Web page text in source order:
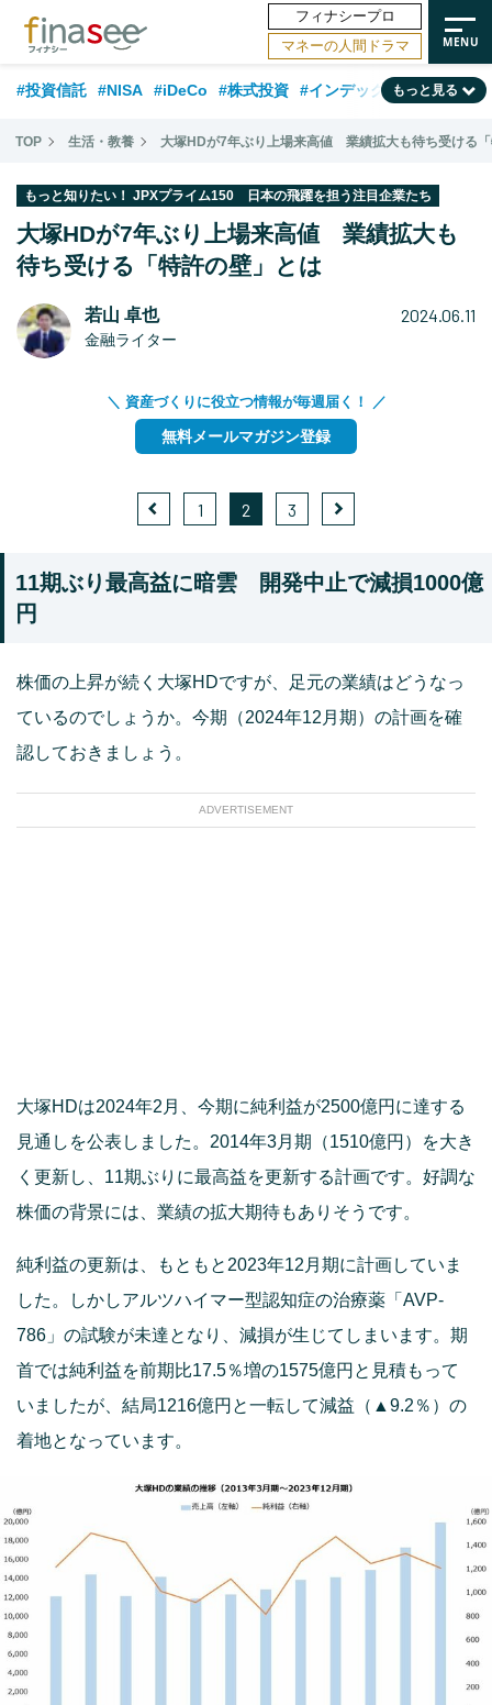
フィナシープロ
マネーの人間ドラマ
#投資信託 #NISA #iDeCo #株式投資 #インデックスファンド
#相談事例 #相続・贈与 #FP #新NISA #ランキング #トレンド
#資産運用業界 #老後 #海外事情 #積立投資
#フィナンシャル・ウェルビーイング #データ・調査
#60代
もっと見る
TOP 生活・教養 大塚HDが7年ぶり上場来高値 業績拡大も待ち受ける
もっと知りたい！ JPXプライム150 日本の飛躍を担う注目企業たち
大塚HDが7年ぶり上場来高値 業績拡大も
待ち受ける「特許の壁」とは
若山 卓也
金融ライター
2024.06.11
＼ 資産づくりに役立つ情報が毎週届く！ ／
無料メールマガジン登録
1 2 3
11期ぶり最高益に暗雲 開発中止で減損1000億
円
株価の上昇が続く大塚HDですが、足元の業績はどうなっ
ているのでしょうか。今期（2024年12月期）の計画を確
認しておきましょう。
ADVERTISEMENT
大塚HDは2024年2月、今期に純利益が2500億円に達する
見通しを公表しました。2014年3月期（1510億円）を大き
く更新し、11期ぶりに最高益を更新する計画です。好調な
株価の背景には、業績の拡大期待もありそうです。
純利益の更新は、もともと2023年12月期に計画していま
した。しかしアルツハイマー型認知症の治療薬「AVP‐
786」の試験が未達となり、減損が生じてしまいます。期
首では純利益を前期比17.5％増の1575億円と見積もって
いましたが、結局1216億円と一転して減益（▲9.2％）の
着地となっています。